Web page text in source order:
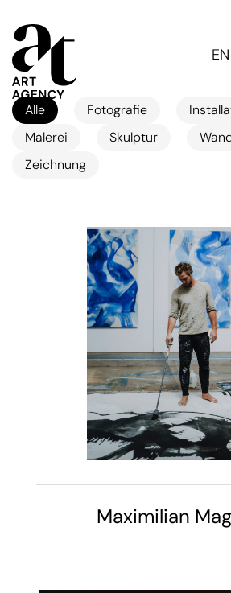
EN
Alle Fotografie
Malerei
Skulptur
Zeichnung
Maximilian